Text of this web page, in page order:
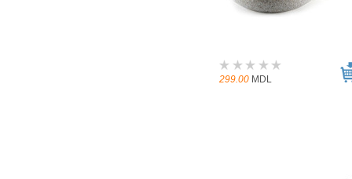
299.00 MDL